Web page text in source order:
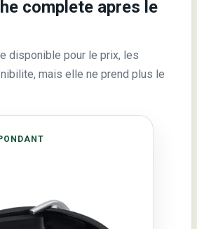
complete apres le
disponible pour le prix, les
mais elle ne prend plus le